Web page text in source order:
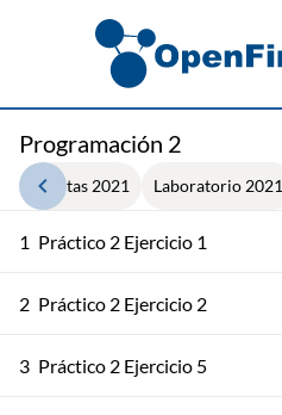
Programación 2
2021 Laboratorio 2021
1 Práctico 2 Ejercicio 1
2 Práctico 2 Ejercicio 2
3 Práctico 2 Ejercicio 5